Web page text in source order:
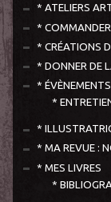
* ATELIERS
*
* CRÉATIONS
* DONNER DE
*
*
*
* MA REVUE :
* MES LIVRES
*